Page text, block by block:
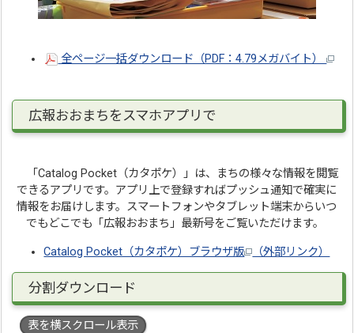
全ページ一括ダウンロード（PDF：4.79メガバイト）
広報おおまちをスマホアプリで
「Catalog Pocket（カタポケ）」は、まちの様々な情報を閲覧
できるアプリです。アプリ上で登録すればプッシュ通知で確実に
情報をお届けします。スマートフォンやタブレット端末からいつ
でもどこでも「広報おおまち」最新号をご覧いただけます。
Catalog Pocket（カタポケ）ブラウザ版 （外部リンク）
分割ダウンロード
表を横スクロール表示